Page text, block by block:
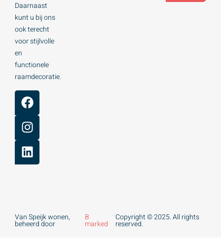
Daarnaast
kunt u bij ons
ook terecht
voor stijlvolle
en
functionele
raamdecoratie.
Van Speijk wonen,
beheerd door
B
marked
Copyright © 2025. All rights
reserved.